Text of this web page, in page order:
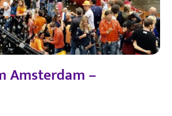
Amsterdam –